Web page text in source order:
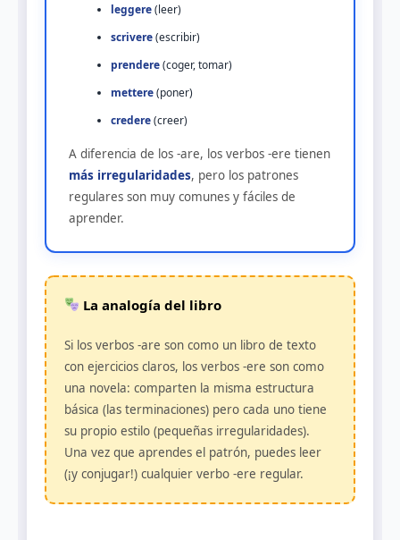
leggere(leer)
scrivere(escribir)
prendere(coger, tomar)
mettere(poner)
credere(creer)
A diferencia de los -are, los verbos -ere tienen
más irregularidades, pero los patrones
regulares son muy comunes y fáciles de
aprender.
La analogía del libro
Si los verbos -are son como un libro de texto
con ejercicios claros, los verbos -ere son como
una novela: comparten la misma estructura
básica (las terminaciones) pero cada uno tiene
su propio estilo (pequeñas irregularidades).
Una vez que aprendes el patrón, puedes leer
(¡y conjugar!) cualquier verbo -ere regular.